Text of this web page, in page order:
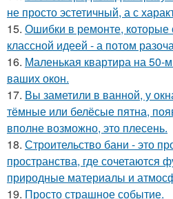
не просто эстетичный, а с
15. Ошибки в ремонте, которые
классной идеей - а потом
16. Маленькая квартира на 50-
ваших окон.
17. Вы заметили в ванной, у
тёмные или белёсые пятна,
вполне возможно, это плесень.
18. Строительство бани - это
пространства, где сочетаются
природные материалы и
19. Просто страшное событие.